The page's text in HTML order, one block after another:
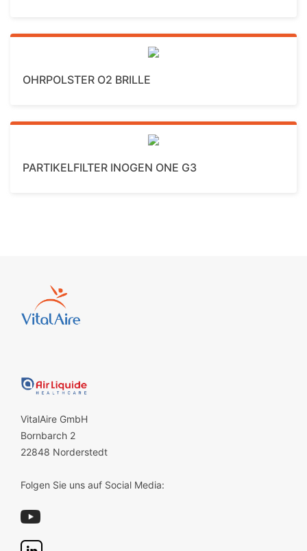
Mehr Details
OHRPOLSTER O2 BRILLE
Mehr Details
PARTIKELFILTER INOGEN ONE G3
VitalAire GmbH
Bornbarch 2
22848 Norderstedt
Folgen Sie uns auf Social Media: